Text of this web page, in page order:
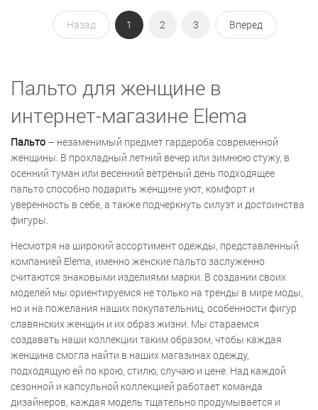
Назад 1 2 3 Вперед
Пальто для женщине в
интернет-магазине Elema
Пальто – незаменимый предмет гардероба современной
женщины. В прохладный летний вечер или зимнюю стужу, в
осенний туман или весенний ветреный день подходящее
пальто способно подарить женщине уют, комфорт и
уверенность в себе, а также подчеркнуть силуэт и достоинства
фигуры.
Несмотря на широкий ассортимент одежды, представленный
компанией Elema, именно женские пальто заслуженно
считаются знаковыми изделиями марки. В создании своих
моделей мы ориентируемся не только на тренды в мире моды,
но и на пожелания наших покупательниц, особенности фигур
славянских женщин и их образ жизни. Мы стараемся
создавать наши коллекции таким образом, чтобы каждая
женщина смогла найти в наших магазинах одежду,
подходящую ей по крою, стилю, случаю и цене. Над каждой
сезонной и капсульной коллекцией работает команда
дизайнеров, каждая модель тщательно продумывается и